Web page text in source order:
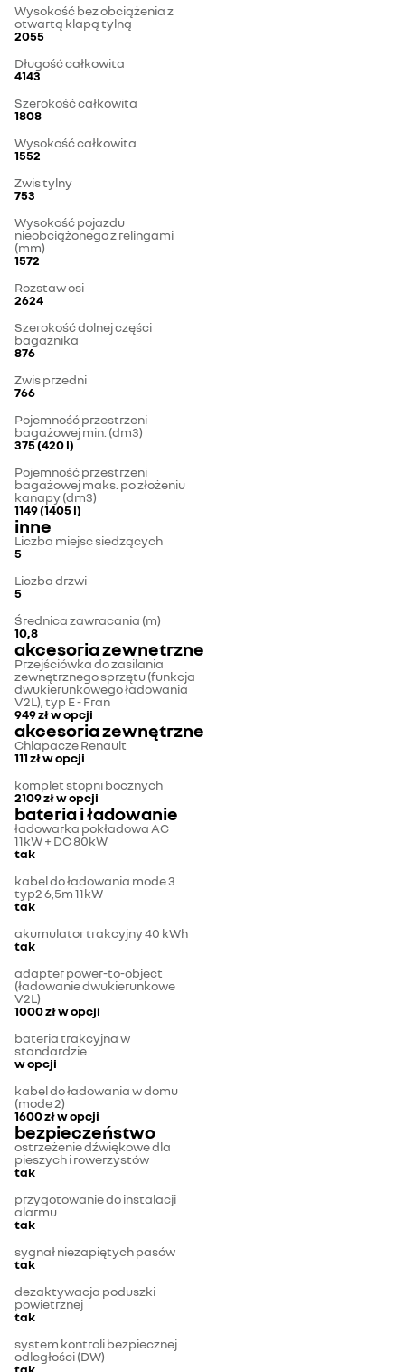
Wysokość bez obciążenia z
otwartą klapą tylną
2055
Długość całkowita
4143
Szerokość całkowita
1808
Wysokość całkowita
1552
Zwis tylny
753
Wysokość pojazdu
nieobciążonego z relingami
(mm)
1572
Rozstaw osi
2624
Szerokość dolnej części
bagażnika
876
Zwis przedni
766
Pojemność przestrzeni
bagażowej min. (dm3)
375 (420 l)
Pojemność przestrzeni
bagażowej maks. po złożeniu
kanapy (dm3)
1149 (1405 l)
inne
Liczba miejsc siedzących
5
Liczba drzwi
5
Średnica zawracania (m)
10,8
akcesoria zewnetrzne
Przejściówka do zasilania
zewnętrznego sprzętu (funkcja
dwukierunkowego ładowania
V2L), typ E - Fran
949 złw opcji
akcesoria zewnętrzne
Chlapacze Renault
111 złw opcji
komplet stopni bocznych
2109 złw opcji
bateria i ładowanie
ładowarka pokładowa AC
11kW + DC 80kW
tak
kabel do ładowania mode 3
typ2 6,5m 11kW
tak
akumulator trakcyjny 40 kWh
tak
adapter power-to-object
(ładowanie dwukierunkowe
V2L)
1000 złw opcji
bateria trakcyjna w
standardzie
w opcji
kabel do ładowania w domu
(mode 2)
1600 złw opcji
bezpieczeństwo
ostrzeżenie dźwiękowe dla
pieszych i rowerzystów
tak
przygotowanie do instalacji
alarmu
tak
sygnał niezapiętych pasów
tak
dezaktywacja poduszki
powietrznej
tak
system kontroli bezpiecznej
odległości (DW)